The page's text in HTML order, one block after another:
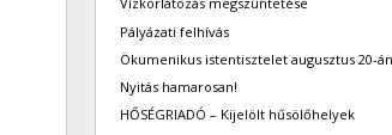
Pályázati felhívás
Ökumenikus istentisztelet augusztus 20-án
Nyitás hamarosan!
HŐSÉGRIADÓ – Kijelölt hűsölőhelyek